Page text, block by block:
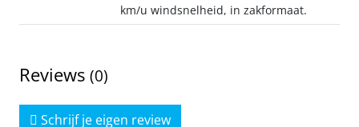
km/u windsnelheid, in zakformaat.
Reviews (0)
Schrijf je eigen review